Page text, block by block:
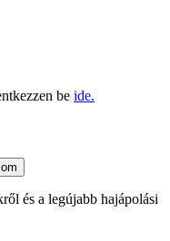
be ide.
és a legújabb hajápolási